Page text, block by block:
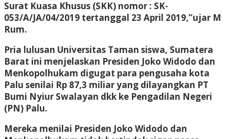
Surat Kuasa Khusus (SKK) nomor : SK-
053/A/JA/04/2019 tertanggal 23 April 2019,”ujar M
Rum.
Pria lulusan Universitas Taman siswa, Sumatera
Barat ini menjelaskan Presiden Joko Widodo dan
Menkopolhukam digugat para pengusaha kota
Palu senilai Rp 87,3 miliar yang dilayangkan PT
Bumi Nyiur Swalayan dkk ke Pengadilan Negeri
(PN) Palu.
Mereka menilai Presiden Joko Widodo dan